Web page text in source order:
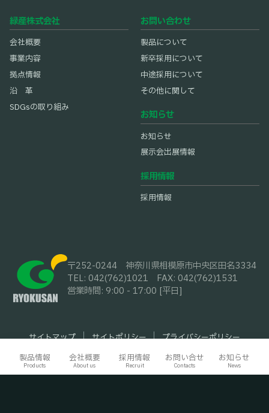
製品情報 会社概要 採用情報 お問い合せ お知らせ
緑産株式会社
会社概要
事業内容
拠点情報
沿 革
SDGsの取り組み
お問い合わせ
製品について
新卒採用について
中途採用について
その他に関して
お知らせ
お知らせ
展示会出展情報
採用情報
採用情報
〒252-0244 神奈川県相模原市中央区田名3334
TEL: 042(762)1021 FAX: 042(762)1531
営業時間: 9:00 - 17:00 [平日]
サイトマップ サイトポリシー
プライバシーポリシー